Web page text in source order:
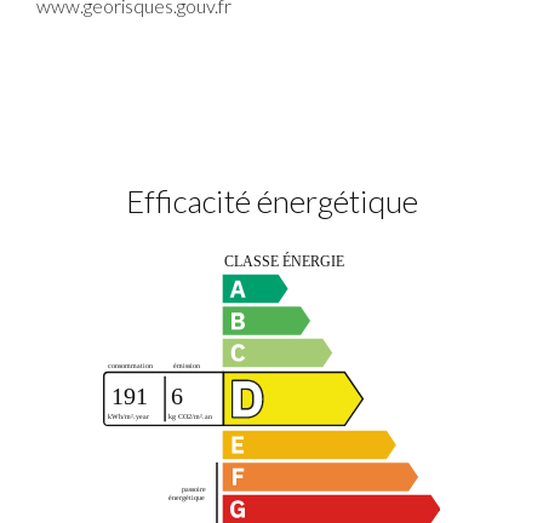
www.georisques.gouv.fr
Efficacité énergétique